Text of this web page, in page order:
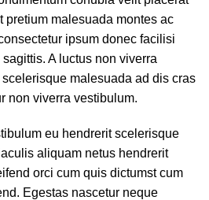
pretium malesuada montes ac
ipsum donec facilisi
A luctus non viverra
malesuada ad dis cras
non viverra vestibulum.
eu hendrerit scelerisque
aliquam netus hendrerit
orci cum quis dictumst cum
Egestas nascetur neque